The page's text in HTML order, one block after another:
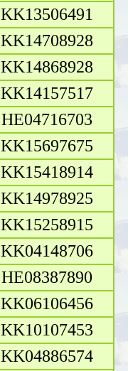
KK13506491
KK14708928
KK14868928
KK14157517
HE04716703
KK15697675
KK15418914
KK14978925
KK15258915
KK04148706
HE08387890
KK06106456
KK10107453
KK04886574